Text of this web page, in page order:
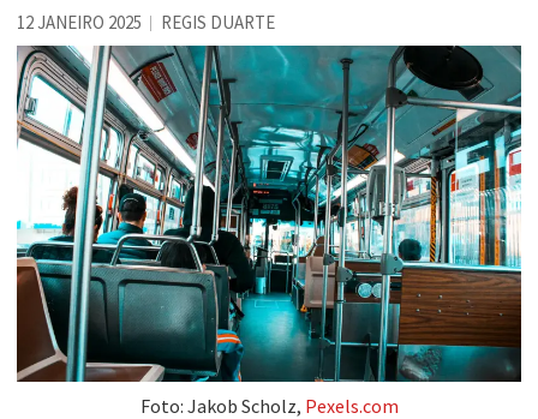
Os causos de Jorge Luis Borges
Voto obrigatório é correto?
12 JANEIRO 2025 REGIS DUARTE
Foto: Jakob Scholz, Pexels.com